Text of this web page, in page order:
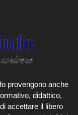
provengono anche
didattico,
accettare il libero